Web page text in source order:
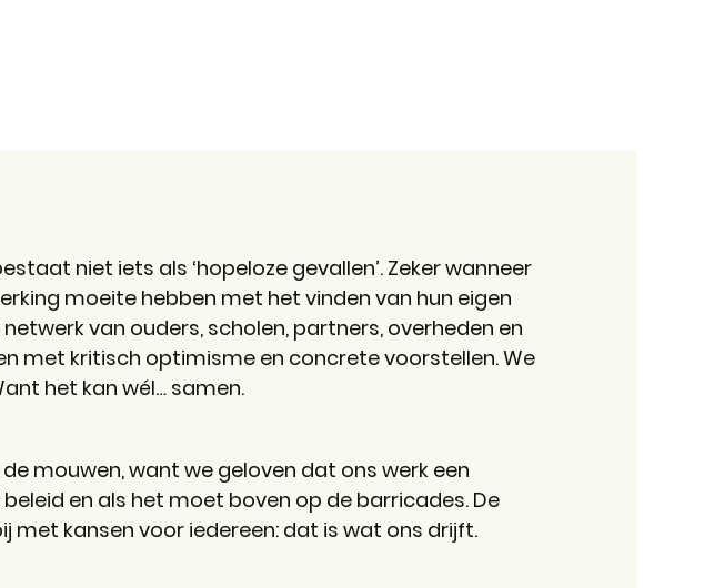
niet iets als ‘hopeloze gevallen’. Zeker wanneer
moeite hebben met het vinden van hun eigen
van ouders, scholen, partners, overheden en
met kritisch optimisme en concrete voorstellen. We
het kan wél… samen.
mouwen, want we geloven dat ons werk een
en als het moet boven op de barricades. De
met kansen voor iedereen: dat is wat ons drijft.